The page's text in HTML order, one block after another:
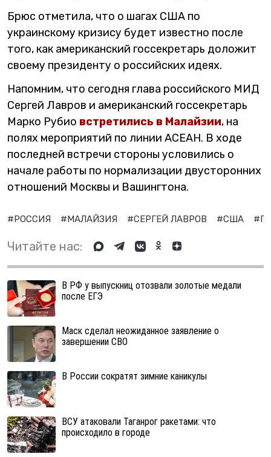
Брюс отметила, что о шагах США по
украинскому кризису будет известно после
того, как американский госсекретарь доложит
своему президенту о российских идеях.
Напомним, что сегодня глава российского МИД
Сергей Лавров и американский госсекретарь
Марко Рубио встретились в Малайзии, на
полях мероприятий по линии АСЕАН. В ходе
последней встречи стороны условились о
начале работы по нормализации двусторонних
отношений Москвы и Вашингтона.
#РОССИЯ #МАЛАЙЗИЯ #СЕРГЕЙ ЛАВРОВ #США
Читайте нас:
В РФ у выпускниц отозвали золотые медали
после ЕГЭ
Маск сделал неожиданное заявление о
завершении СВО
В России сократят зимние каникулы
ВСУ атаковали Таганрог ракетами: что
происходило в городе